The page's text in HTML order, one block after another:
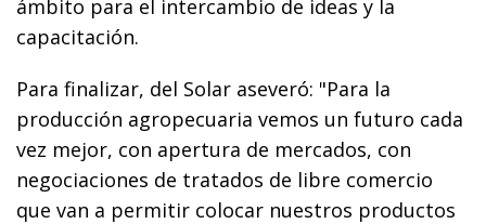
ámbito para el intercambio de ideas y la
capacitación.
Para finalizar, del Solar aseveró: "Para la
producción agropecuaria vemos un futuro cada
vez mejor, con apertura de mercados, con
negociaciones de tratados de libre comercio
que van a permitir colocar nuestros productos